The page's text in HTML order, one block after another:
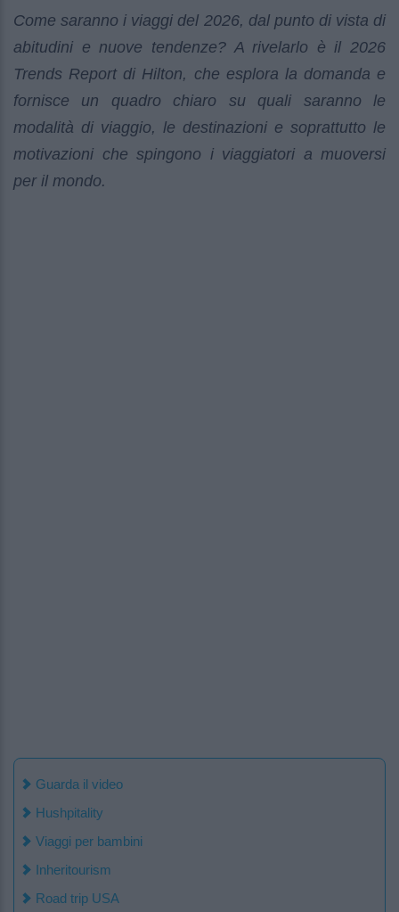
Come saranno i viaggi del 2026, dal punto di vista di
abitudini e nuove tendenze? A rivelarlo è il 2026
Trends Report di Hilton, che esplora la domanda e
fornisce un quadro chiaro su quali saranno le
modalità di viaggio, le destinazioni e soprattutto le
motivazioni che spingono i viaggiatori a muoversi
per il mondo.
Guarda il video
Hushpitality
Viaggi per bambini
Inheritourism
Road trip USA